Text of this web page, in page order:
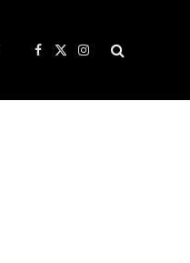
Facebook
X
Instagram